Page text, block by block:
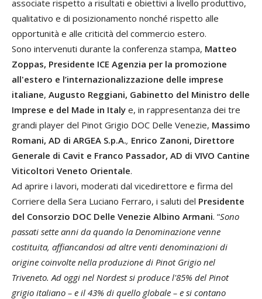
associate rispetto a risultati e obiettivi a livello produttivo,
qualitativo e di posizionamento nonché rispetto alle
opportunità e alle criticità del commercio estero.
Sono intervenuti durante la conferenza stampa, Matteo
Zoppas, Presidente ICE Agenzia per la promozione
all'estero e l’internazionalizzazione delle imprese
italiane, Augusto Reggiani, Gabinetto del Ministro delle
Imprese e del Made in Italy e, in rappresentanza dei tre
grandi player del Pinot Grigio DOC Delle Venezie, Massimo
Romani, AD di ARGEA S.p.A., Enrico Zanoni, Direttore
Generale di Cavit e Franco Passador, AD di VIVO Cantine
Viticoltori Veneto Orientale.
Ad aprire i lavori, moderati dal vicedirettore e firma del
Corriere della Sera Luciano Ferraro, i saluti del Presidente
del Consorzio DOC Delle Venezie Albino Armani. “Sono
passati sette anni da quando la Denominazione venne
costituita, affiancandosi ad altre venti denominazioni di
origine coinvolte nella produzione di Pinot Grigio nel
Triveneto. Ad oggi nel Nordest si produce l'85% del Pinot
grigio italiano – e il 43% di quello globale – e si contano